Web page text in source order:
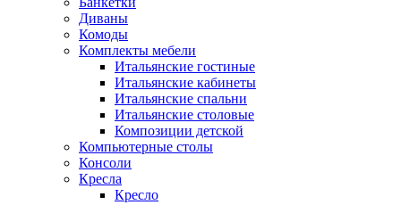
Диваны
Комоды
Комплекты мебели
Итальянские гостиные
Итальянские кабинеты
Итальянские спальни
Итальянские столовые
Композиции детской
Компьютерные столы
Консоли
Кресла
Кресло